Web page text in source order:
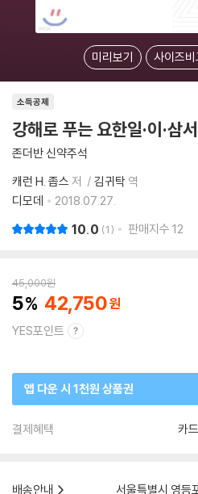
미리보기 사이즈비
소득공제
강해로 푸는 요한일·이·삼서
존더반 신약주석
캐런 H. 좁스 저 김귀탁 역
디모데
2018.07.27.
10.0 1 판매지수 12
45,000원
5 42,750
YES포인트
앱 다운 시 1천원 상품권
결제혜택 카
배송안내
서울특별시 영등